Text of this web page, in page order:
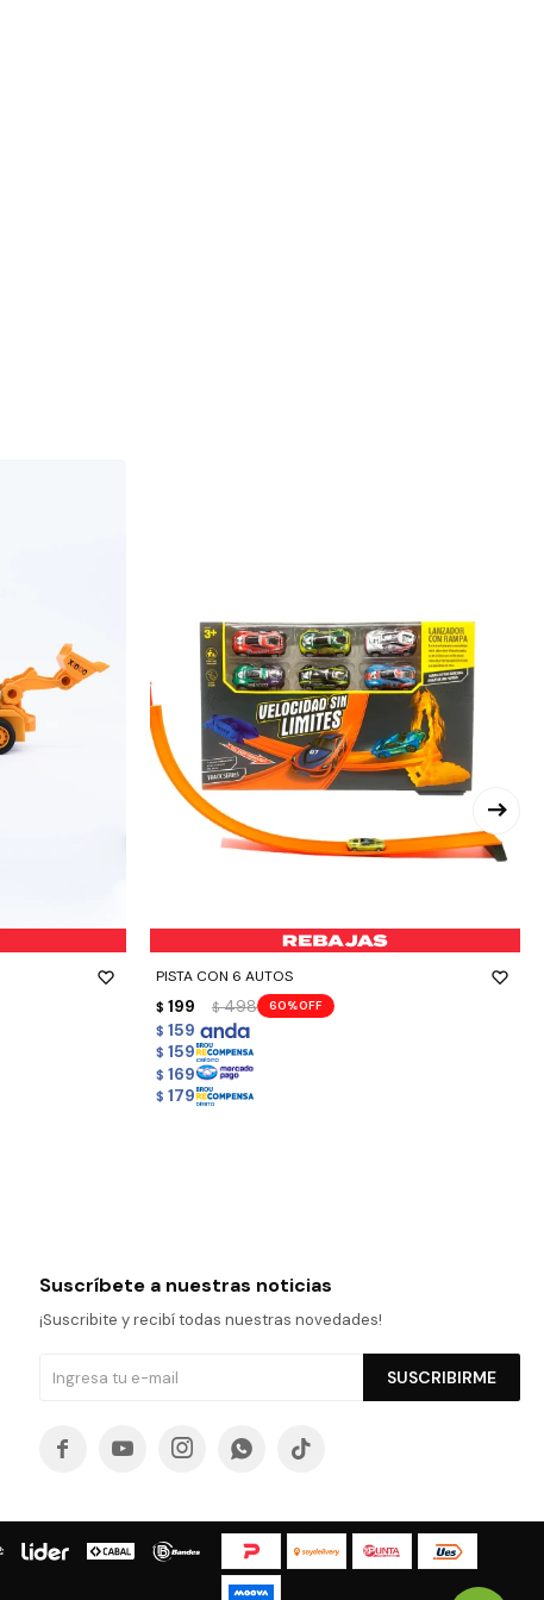
PISTA CON 6 AUTOS
$ 199 $ 498 60
$ 159
$ 159
$ 169
$ 179
- +
Suscríbete a nuestras noticias
¡Suscribite y recibí todas nuestras novedades!
SUSCRIBIRME
    